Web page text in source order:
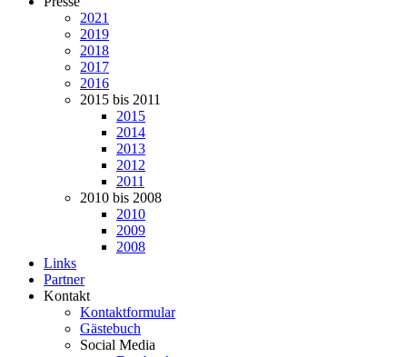
2021
2019
2018
2017
2016
2015 bis 2011
2015
2014
2013
2012
2011
2010 bis 2008
2010
2009
2008
Links
Partner
Kontakt
Kontaktformular
Gästebuch
Social Media